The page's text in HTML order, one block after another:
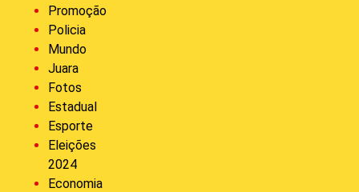
Promoção
Policia
Mundo
Juara
Fotos
Estadual
Esporte
Eleições
2024
Economia